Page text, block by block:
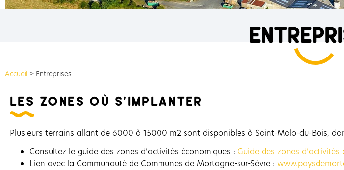
Accueil > Entreprises
les zones où s'implanter
Plusieurs terrains allant de 6000 à 15000 m2 sont disponibles à Saint-Malo-du-Bois,
Consultez le guide des zones d’activités économiques : Guide des zones d’activités
Lien avec la Communauté de Communes de Mortagne-sur-Sèvre :